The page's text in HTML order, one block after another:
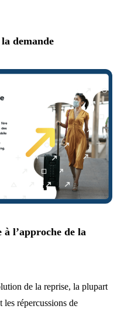
demande
l’approche de la
de la reprise, la plupart
les répercussions de